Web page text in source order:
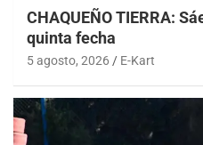
CHAQUEÑO TIERRA:
quinta fecha
5 agosto, 2026 E-Kart